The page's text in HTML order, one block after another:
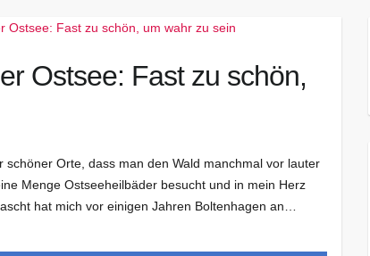
Ostsee: Fast zu schön,
schöner Orte, dass man den Wald manchmal vor lauter
Menge Ostseeheilbäder besucht und in mein Herz
hat mich vor einigen Jahren Boltenhagen an…